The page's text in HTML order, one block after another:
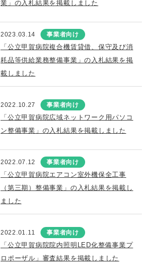
業」の入札結果を掲載しました
2023.03.14 事業者向け
「公立甲賀病院複合機賃貸借、保守及び消
耗品等供給業務整備事業」の入札結果を掲
載しました
2022.10.27 事業者向け
「公立甲賀病院広域ネットワーク用パソコ
ン整備事業」の入札結果を掲載しました
2022.07.12 事業者向け
「公立甲賀病院エアコン室外機保全工事
（第三期）整備事業」の入札結果を掲載し
ました
2022.01.11 事業者向け
「公立甲賀病院院内照明LED化整備事業プ
ロポーザル」審査結果を掲載しました